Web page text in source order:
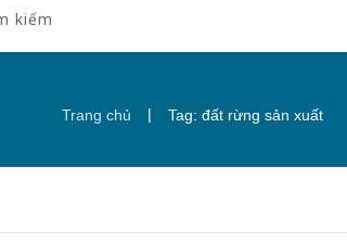
Trang chủ | Tag: đất rừng sản xuất